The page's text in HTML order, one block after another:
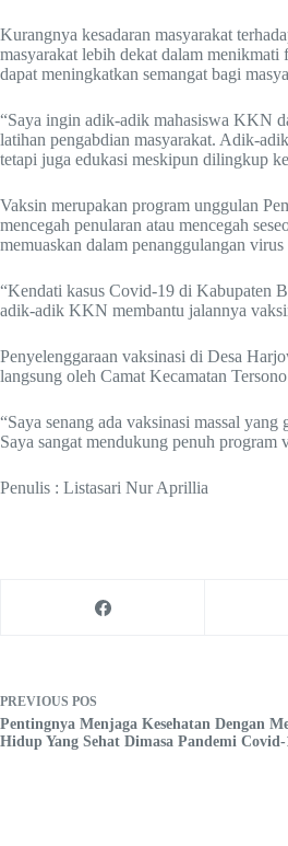
Kurangnya kesadaran masyarakat
masyarakat lebih dekat dalam
dapat meningkatkan semangat bagi
“Saya ingin adik-adik mahasiswa KKN
latihan pengabdian masyarakat. Adik-
tetapi juga edukasi meskipun dilingkup
Vaksin merupakan program unggulan
mencegah penularan atau mencegah
memuaskan dalam penanggulangan
“Kendati kasus Covid-19 di Kabupaten
adik-adik KKN membantu jalannya
Penyelenggaraan vaksinasi di Desa
langsung oleh Camat Kecamatan
“Saya senang ada vaksinasi massal
Saya sangat mendukung penuh
Penulis : Listasari Nur Aprillia
PREVIOUS POS
Pentingnya Menjaga Kesehatan Dengan
Hidup Yang Sehat Dimasa Pandemi Covid-